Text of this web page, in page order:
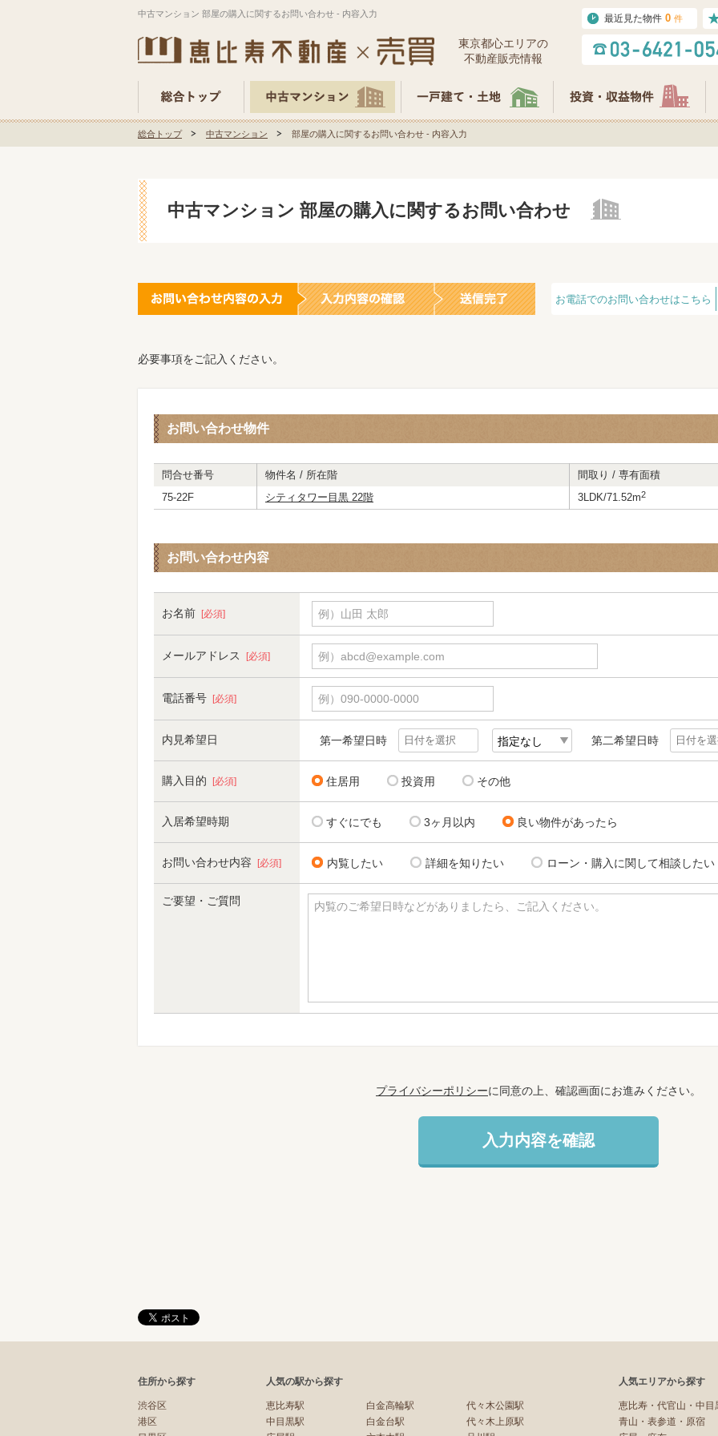
中古マンション 部屋の購入に関するお問い合わせ - 内容入力
東京都⼼エリアの
不動産販売情報
最近見た物件 0 件
総合トップ 中古マンション 部屋の購入に関するお問い合わせ - 内容入力
中古マンション 部屋の購入に関するお問い合わせ
お電話でのお問い合わせはこちら
必要事項をご記入ください。
お問い合わせ物件
問合せ番号 物件名 / 所在階
間取り / 専有面積
75-22F
シティタワー目黒 22階 3LDK/71.52m2
お問い合わせ内容
お名前 [必須] 例）山田 太郎
メールアドレス [必須] 例）abcd@example.com
電話番号 [必須] 例）090-0000-0000
内見希望日 第一希望日時 第二希望日時
購入目的 [必須] 住居用 投資用 その他
入居希望時期 すぐにでも 3ヶ月以内 良い物件があったら
お問い合わせ内容 [必須] 内覧したい 詳細を知りたい ローン・購入に関して相談したい
ご要望・ご質問 内覧のご希望日時などがありましたら、ご記入ください。
プライバシーポリシーに同意の上、確認画面にお進みください。
住所から探す
渋谷区
港区
人気の駅から探す
恵比寿駅
中目黒駅
白金高輪駅
白金台駅
代々木公園駅
代々木上原駅
人気エリアから探す
恵比寿・代官山・中目
青山・表参道・原宿